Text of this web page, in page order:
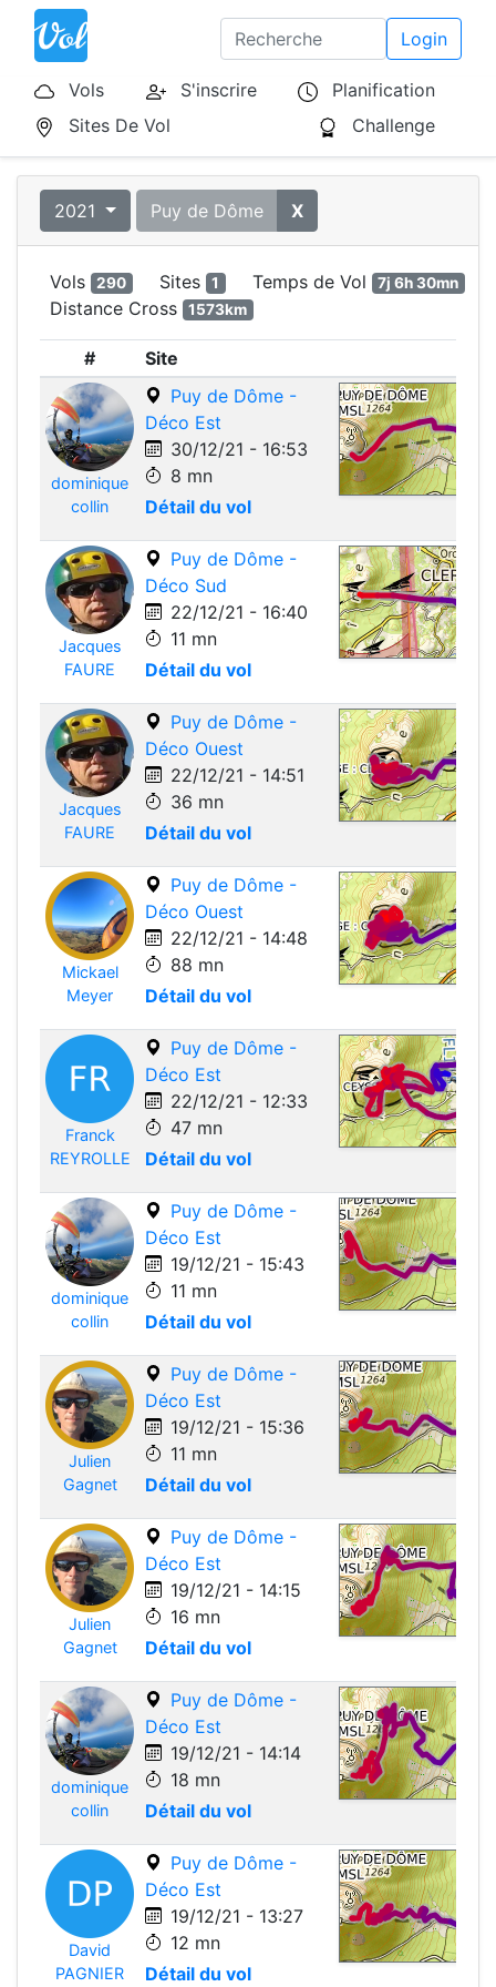
Login
Vols S'inscrire
Planification
Sites De Vol
Challenge
2021 Puy de Dôme X
Vols 290 Sites 1 Temps de Vol 7j 6h 30mn
Distance Cross 1573km
# Site
dominique
collin
Puy de Dôme -
Déco Est
30/12/21 - 16:53
8 mn
Détail du vol
Jacques
FAURE
Puy de Dôme -
Déco Sud
22/12/21 - 16:40
11 mn
Détail du vol
Jacques
FAURE
Puy de Dôme -
Déco Ouest
22/12/21 - 14:51
36 mn
Détail du vol
Mickael
Meyer
Puy de Dôme -
Déco Ouest
22/12/21 - 14:48
88 mn
Détail du vol
Franck
REYROLLE
Puy de Dôme -
Déco Est
22/12/21 - 12:33
47 mn
Détail du vol
dominique
collin
Puy de Dôme -
Déco Est
19/12/21 - 15:43
11 mn
Détail du vol
Julien
Gagnet
Puy de Dôme -
Déco Est
19/12/21 - 15:36
11 mn
Détail du vol
Julien
Gagnet
Puy de Dôme -
Déco Est
19/12/21 - 14:15
16 mn
Détail du vol
dominique
collin
Puy de Dôme -
Déco Est
19/12/21 - 14:14
18 mn
Détail du vol
David
PAGNIER
Puy de Dôme -
Déco Est
19/12/21 - 13:27
12 mn
Détail du vol